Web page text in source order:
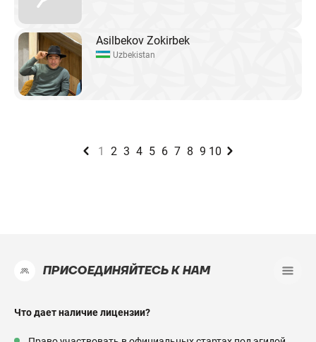
Asilbekov Zokirbek
Uzbekistan
1 2 3 4 5 6 7 8 9 10
ПРИСОЕДИНЯЙТЕСЬ К НАМ
Что дает наличие лицензии?